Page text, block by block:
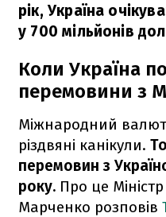
рік, Україна
у 700 мільйонів
Коли Україна
перемовини з
Міжнародний
різдвяні канікули.
перемовин з
року. Про це
Марченко розповів